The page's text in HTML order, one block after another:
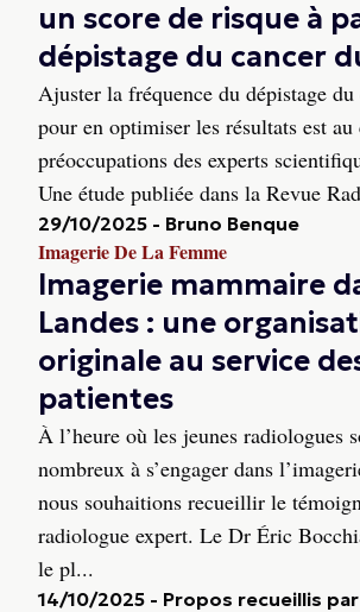
un score de risque à
dépistage du cancer
Ajuster la fréquence du dépistage
pour en optimiser les résultats est
préoccupations des experts
Une étude publiée dans la Revue
29/10/2025 - Bruno Benque
Imagerie De La Femme
Imagerie mammaire
Landes : une
originale au service
patientes
À l’heure où les jeunes radiologues
nombreux à s’engager dans
nous souhaitions recueillir le
radiologue expert. Le Dr Éric
le pl...
14/10/2025 - Propos recueillis